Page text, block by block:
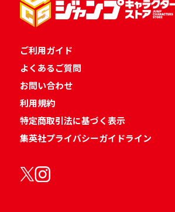
ご利用ガイド
よくあるご質問
お問い合わせ
利用規約
特定商取引法に基づく表示
集英社プライバシーガイドライン